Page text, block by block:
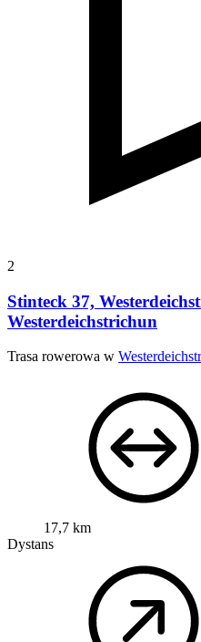
2
Stinteck 37,
Westerdeichstrichun
Trasa rowerowa w
17,7 km
Dystans